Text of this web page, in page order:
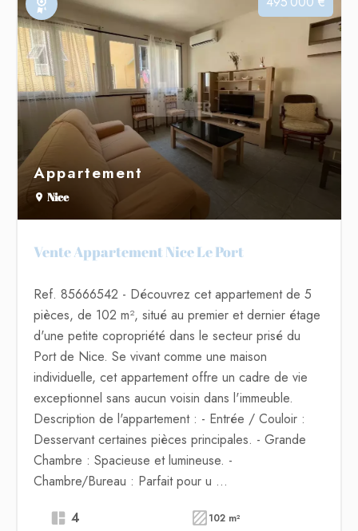
Exclusivité
Appartement
Nice
Vente Appartement Nice Le Port
Ref. 85666542 - Découvrez cet appartement de 5
pièces, de 102 m², situé au premier et dernier étage
d'une petite copropriété dans le secteur prisé du
Port de Nice. Se vivant comme une maison
individuelle, cet appartement offre un cadre de vie
exceptionnel sans aucun voisin dans l'immeuble.
Description de l'appartement : - Entrée / Couloir :
Desservant certaines pièces principales. - Grande
Chambre : Spacieuse et lumineuse. -
Chambre/Bureau : Parfait pour u ...
4
102 m²